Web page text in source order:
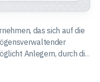
das sich auf die
Anlegern, durch die
zu erzielen und ihr
Ride Capital bietet